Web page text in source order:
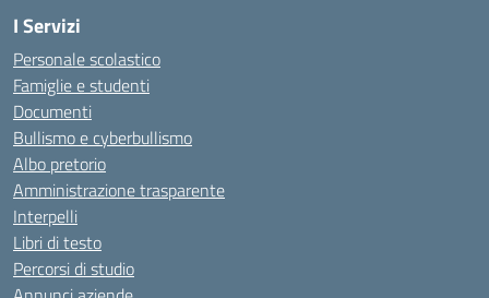
I Servizi
Personale scolastico
Famiglie e studenti
Documenti
Bullismo e cyberbullismo
Albo pretorio
Amministrazione trasparente
Interpelli
Libri di testo
Percorsi di studio